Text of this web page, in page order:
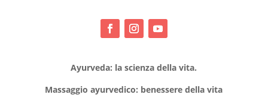
Ayurveda: la scienza della vita.
Massaggio ayurvedico: benessere della vita